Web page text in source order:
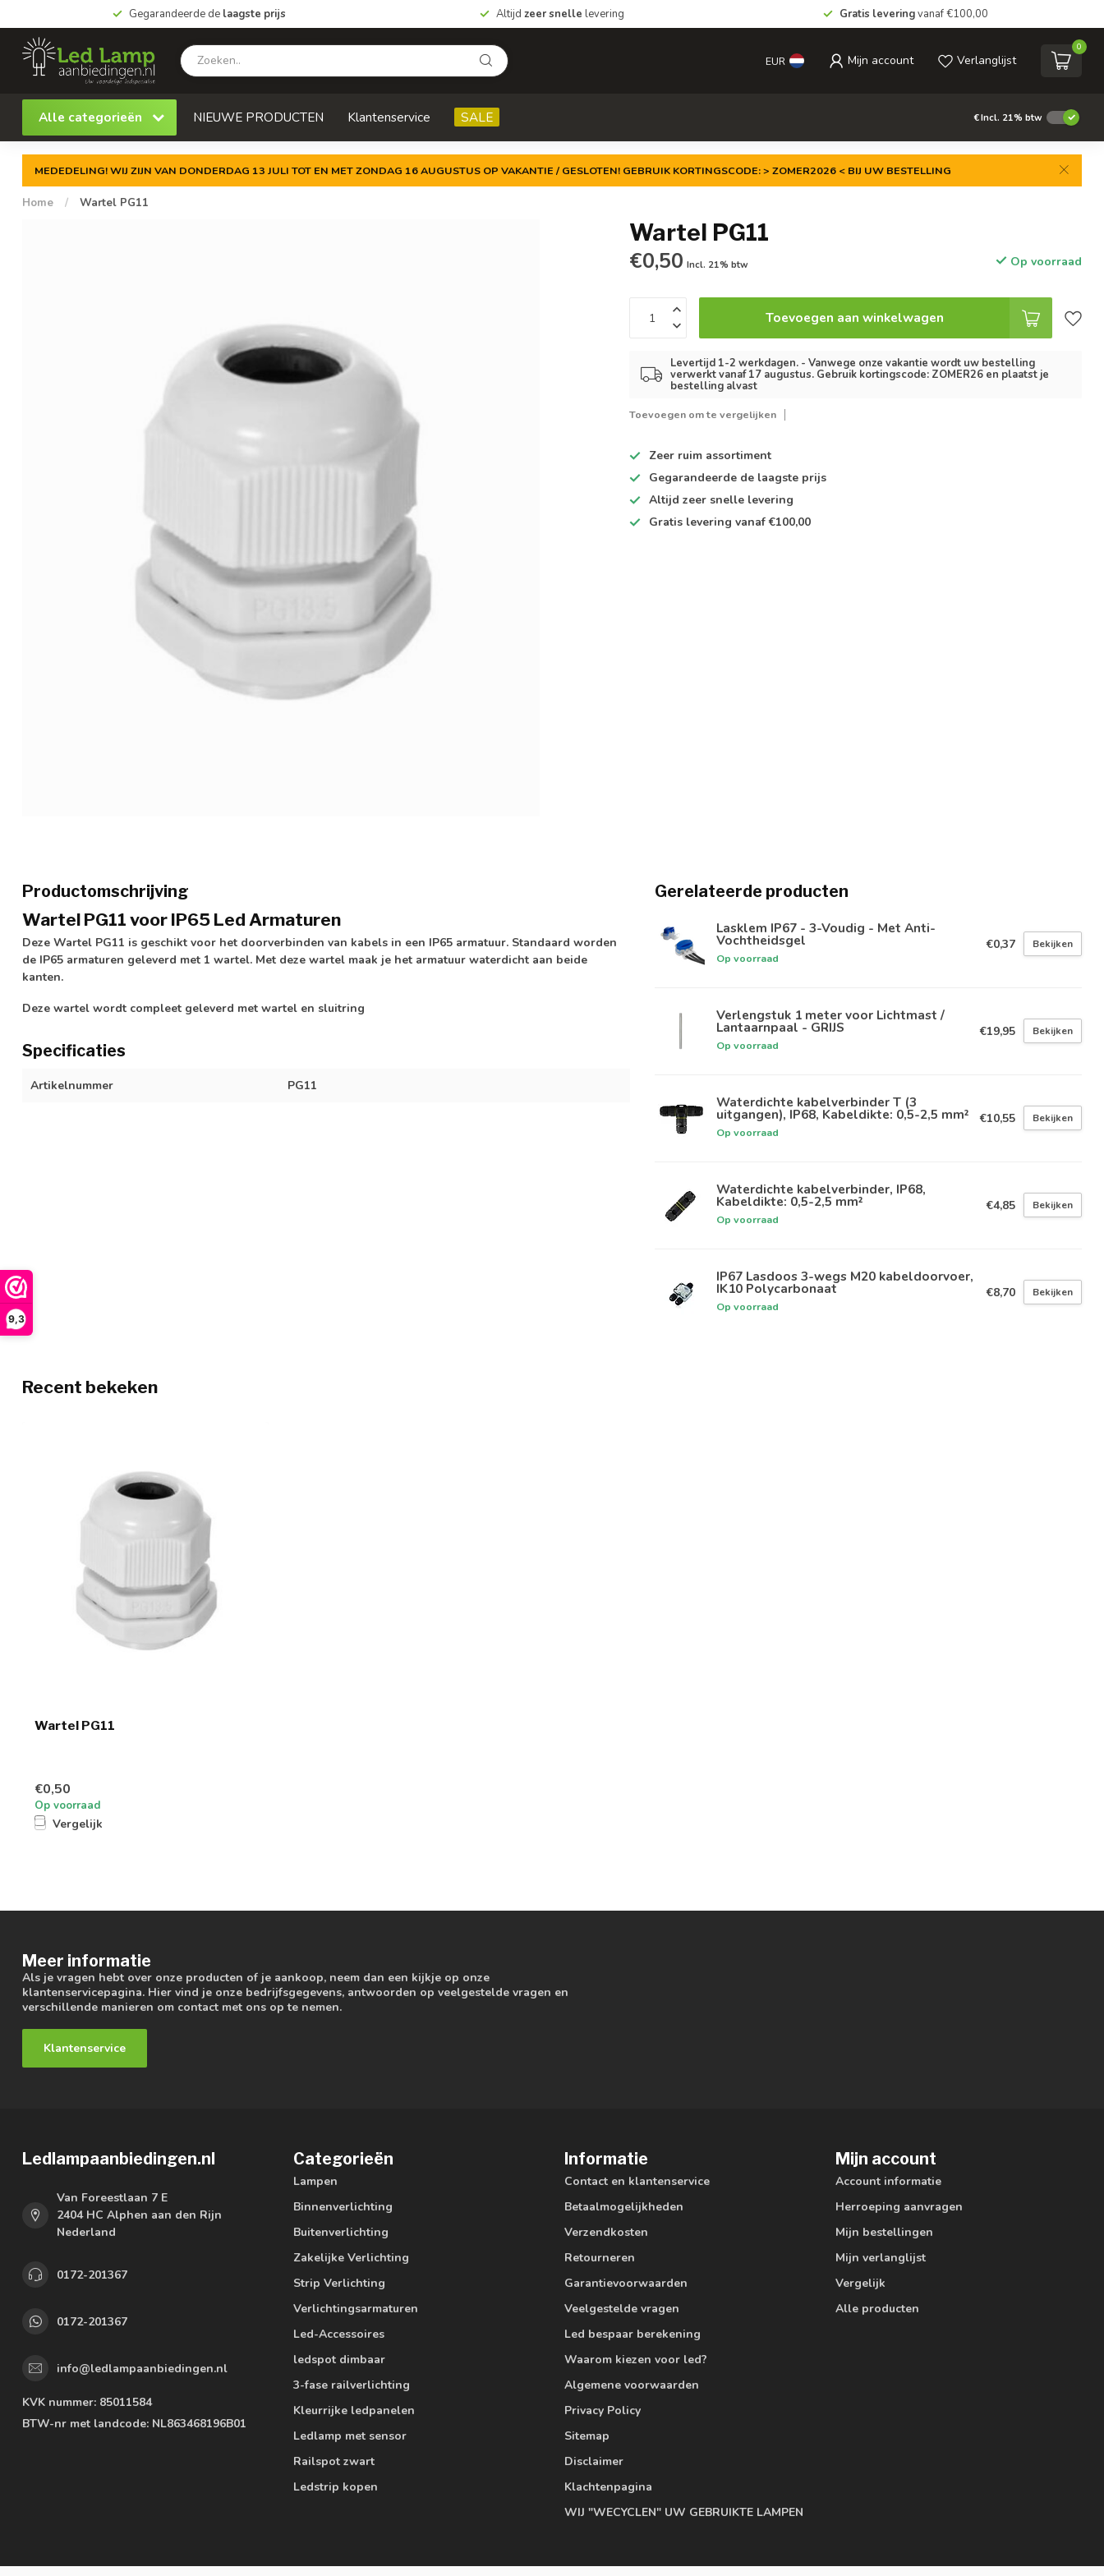
9,3
Gegarandeerde de laagste prijs Altijd zeer snelle levering Gratis leveringvanaf €100,00
EUR Mijn account Verlanglijst
0
Alle categorieën NIEUWE PRODUCTEN Klantenservice SALE €Incl. 21% btw
MEDEDELING! WIJ ZIJN VAN DONDERDAG 13 JULI TOT EN MET ZONDAG 16 AUGUSTUS OP VAKANTIE / GESLOTEN! GEBRUIK KORTINGSCODE: > ZOMER2026 < BIJ UW BESTELLING
Home / Wartel PG11
Wartel PG11
€0,50 Incl. 21% btw Op voorraad
Toevoegen aan winkelwagen
Levertijd 1-2 werkdagen. - Vanwege onze vakantie wordt uw bestelling
verwerkt vanaf 17 augustus. Gebruik kortingscode: ZOMER26 en plaatst je
bestelling alvast
Toevoegen om te vergelijken
Zeer ruim assortiment
Gegarandeerde de laagste prijs
Altijdzeer snelle levering
Gratis levering vanaf €100,00
Productomschrijving
Wartel PG11 voor IP65 Led Armaturen
Deze Wartel PG11 is geschikt voor het doorverbinden van kabels in een IP65 armatuur. Standaard worden
de IP65 armaturen geleverd met 1 wartel. Met deze wartel maak je het armatuur waterdicht aan beide
kanten.
Deze wartel wordt compleet geleverd met wartel en sluitring
Specificaties
Artikelnummer PG11
Gerelateerde producten
Lasklem IP67 - 3-Voudig - Met Anti-
Vochtheidsgel
Op voorraad
€0,37 Bekijken
Verlengstuk 1 meter voor Lichtmast /
Lantaarnpaal - GRIJS
Op voorraad
€19,95 Bekijken
Waterdichte kabelverbinder T (3
uitgangen), IP68, Kabeldikte: 0,5-2,5 mm²
Op voorraad
€10,55 Bekijken
Waterdichte kabelverbinder, IP68,
Kabeldikte: 0,5-2,5 mm²
Op voorraad
€4,85 Bekijken
IP67 Lasdoos 3-wegs M20 kabeldoorvoer,
IK10 Polycarbonaat
Op voorraad
€8,70 Bekijken
Recent bekeken
Wartel PG11
€0,50
Op voorraad
Vergelijk
Meer informatie
Als je vragen hebt over onze producten of je aankoop, neem dan een kijkje op onze
klantenservicepagina. Hier vind je onze bedrijfsgegevens, antwoorden op veelgestelde vragen en
verschillende manieren om contact met ons op te nemen.
Klantenservice
Ledlampaanbiedingen.nl
Van Foreestlaan 7 E
2404 HC Alphen aan den Rijn
Nederland
0172-201367
0172-201367
info@ledlampaanbiedingen.nl
KVK nummer: 85011584
BTW-nr met landcode: NL863468196B01
Categorieën
Lampen
Binnenverlichting
Buitenverlichting
Zakelijke Verlichting
Strip Verlichting
Verlichtingsarmaturen
Led-Accessoires
ledspot dimbaar
3-fase railverlichting
Kleurrijke ledpanelen
Ledlamp met sensor
Railspot zwart
Ledstrip kopen
Informatie
Contact en klantenservice
Betaalmogelijkheden
Verzendkosten
Retourneren
Garantievoorwaarden
Veelgestelde vragen
Led bespaar berekening
Waarom kiezen voor led?
Algemene voorwaarden
Privacy Policy
Sitemap
Disclaimer
Klachtenpagina
WIJ "WECYCLEN" UW GEBRUIKTE LAMPEN
Mijn account
Account informatie
Herroeping aanvragen
Mijn bestellingen
Mijn verlanglijst
Vergelijk
Alle producten